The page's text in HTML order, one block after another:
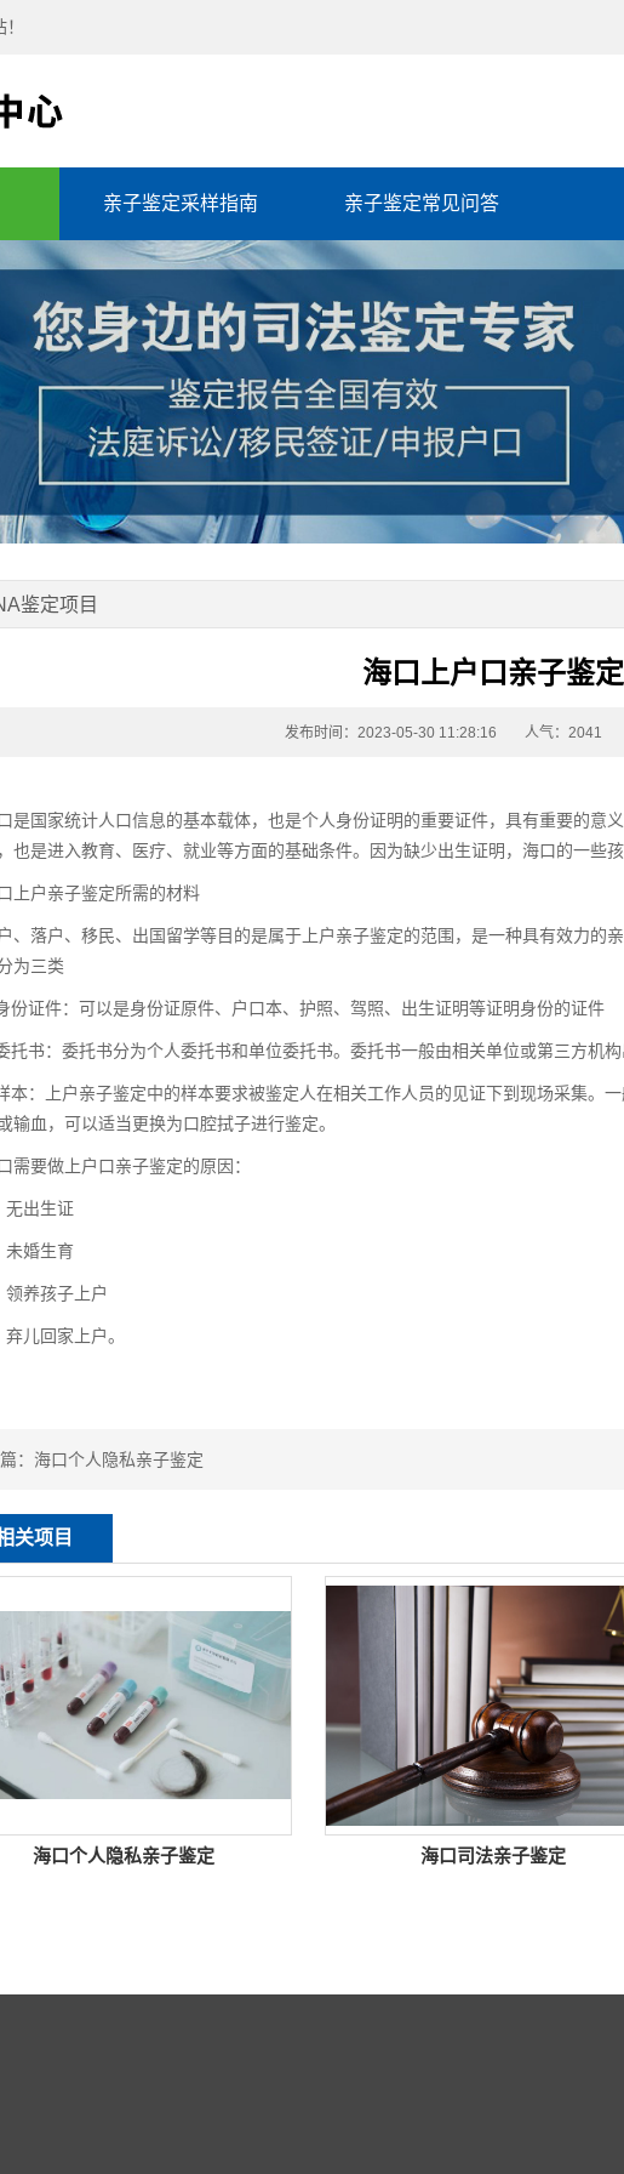
亲子鉴定采样指南 亲子鉴定常见问答
鉴定项目
海口上户口亲子鉴定
发布时间：2023-05-30 11:28:16 人气：2041
是国家统计人口信息的基本载体，也是个人身份证明的重要证件，具有重要的意
也是进入教育、医疗、就业等方面的基础条件。因为缺少出生证明，海口的一些孩
上户亲子鉴定所需的材料
户、落户、移民、出国留学等目的是属于上户亲子鉴定的范围，是一种具有效力的
为三类
份证件：可以是身份证原件、户口本、护照、驾照、出生证明等证明身份的证件
托书：委托书分为个人委托书和单位委托书。委托书一般由相关单位或第三方机
本：上户亲子鉴定中的样本要求被鉴定人在相关工作人员的见证下到现场采集。
输血，可以适当更换为口腔拭子进行鉴定。
需要做上户口亲子鉴定的原因：
无出生证
未婚生育
领养孩子上户
弃儿回家上户。
： 海口个人隐私亲子鉴定
关项目
海口个人隐私亲子鉴定 海口司法亲子鉴定